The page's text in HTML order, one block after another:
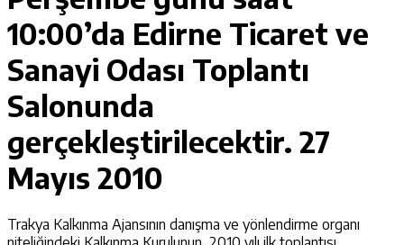
10:00’da Edirne Ticaret ve
Sanayi Odası Toplantı
Salonunda
gerçekleştirilecektir. 27
Mayıs 2010
Trakya Kalkınma Ajansının danışma ve yönlendirme organı